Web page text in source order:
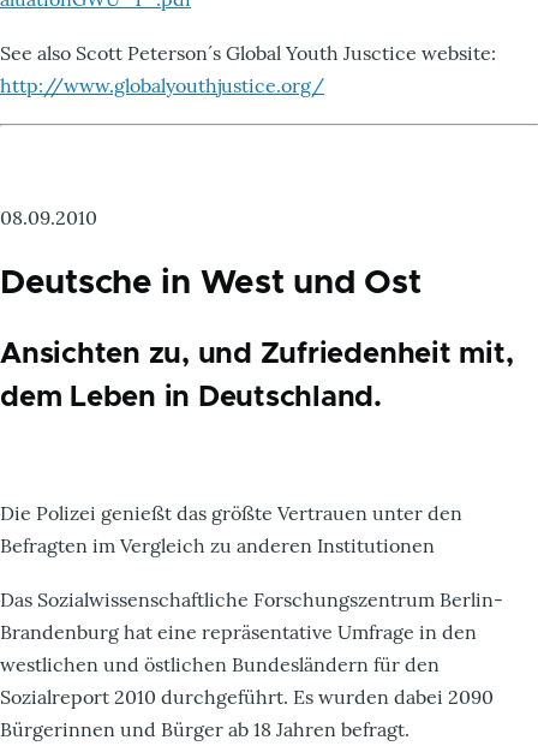
See also Scott Peterson´s Global Youth Jusctice website:
http://www.globalyouthjustice.org/
08.09.2010
Deutsche in West und Ost
Ansichten zu, und Zufriedenheit mit,
dem Leben in Deutschland.
Die Polizei genießt das größte Vertrauen unter den
Befragten im Vergleich zu anderen Institutionen
Das Sozialwissenschaftliche Forschungszentrum Berlin-
Brandenburg hat eine repräsentative Umfrage in den
westlichen und östlichen Bundesländern für den
Sozialreport 2010 durchgeführt. Es wurden dabei 2090
Bürgerinnen und Bürger ab 18 Jahren befragt.